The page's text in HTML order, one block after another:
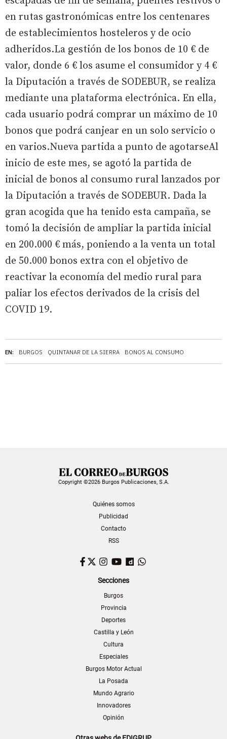
EN: BURGOS QUINTANAR DE LA SIERRA BONOS AL CONSUMO
en rutas gastronómicas entre los centenares
de establecimientos hosteleros y de ocio
adheridos.La gestión de los bonos de 10 € de
valor, donde 6 € los asume el consumidor y 4 €
la Diputación a través de SODEBUR, se realiza
mediante una plataforma electrónica. En ella,
cada usuario podrá comprar un máximo de 10
bonos que podrá canjear en un solo servicio o
en varios.Nueva partida a punto de agotarseAl
inicio de este mes, se agotó la partida de
inicial de bonos al consumo rural lanzados por
la Diputación a través de SODEBUR. Dada la
gran acogida que ha tenido esta campaña, se
tomó la decisión de ampliar la partida inicial
en 200.000 € más, poniendo a la venta un total
de 50.000 bonos extra con el objetivo de
reactivar la economía del medio rural para
paliar los efectos derivados de la crisis del
COVID 19.
Copyright ©2026 Burgos Publicaciones, S.A.
Quiénes somos
Publicidad
Contacto
RSS
Facebook
TwitterInstagram
YouTubeDailymotion
Secciones
Burgos
Provincia
Deportes
Castilla y León
Cultura
Especiales
Burgos Motor Actual
La Posada
Mundo Agrario
Innovadores
Opinión